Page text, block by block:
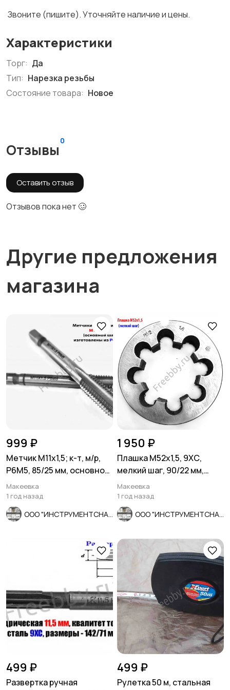
Звоните (пишите). Уточняйте наличие и цены.
Характеристики
Торг: Да
Тип: Нарезка резьбы
Состояние товара: Новое
Отзывы
0
Оставить отзыв
Отзывов пока нет 🥴
Другие предложения
магазина
999 ₽
Метчик М11х1,5; к-т, м/р,
Р6М5, 85/25 мм, основной
шаг, ГОСТ 3266-81.
Макеевка
1 год назад
1 950 ₽
Плашка М52х1,5, 9ХС,
мелкий шаг, 90/22 мм,
ГОСТ 7740-71, СССР.
Макеевка
1 год назад
499 ₽
Развертка ручная
499 ₽
Рулетка 50 м, стальная